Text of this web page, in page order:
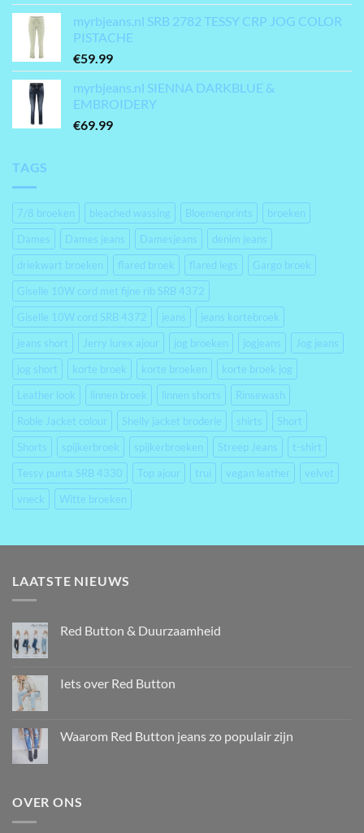
myrbjeans.nl SRB 2782 TESSY CRP JOG COLOR
PISTACHE
€59.99
myrbjeans.nl SIENNA DARKBLUE &
EMBROIDERY
€69.99
TAGS
7/8 broeken bleached wassing Bloemenprints
broeken
Dames
Dames jeans Damesjeans
denim jeans
driekwart broeken
flared broek flared legs
Gargo broek
Giselle 10W cord met fijne rib SRB 4372
Giselle 10W cord SRB 4372
jeans
jeans kortebroek
jeans short
Jerry lurex ajour jog broeken jogjeans
Jog jeans
jog short
korte broek korte broeken
korte broek jog
Leather look
linnen broek linnen shorts
Rinsewash
Robie Jacket colour
Shelly jacket broderie shirts
Short
Shorts
spijkerbroek spijkerbroeken Streep Jeans
t-shirt
Tessy punta SRB 4330
Top ajour trui vegan leather
velvet
vneck
Witte broeken
LAATSTE NIEUWS
Red Button & Duurzaamheid
Iets over Red Button
Waarom Red Button jeans zo populair zijn
OVER ONS